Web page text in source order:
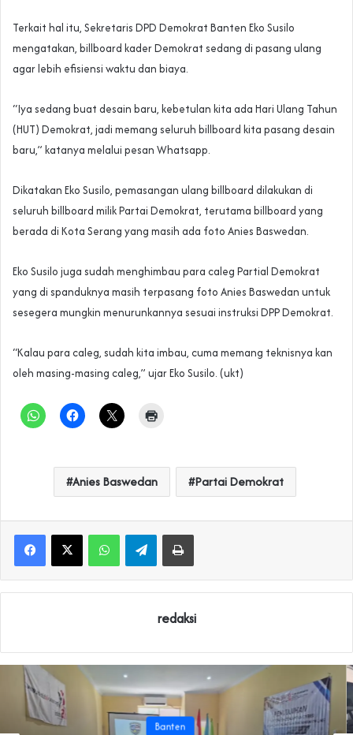
Terkait hal itu, Sekretaris DPD Demokrat Banten Eko Susilo
mengatakan, billboard kader Demokrat sedang di pasang ulang
agar lebih efisiensi waktu dan biaya.
“Iya sedang buat desain baru, kebetulan kita ada Hari Ulang Tahun
(HUT) Demokrat, jadi memang seluruh billboard kita pasang desain
baru,” katanya melalui pesan Whatsapp.
Dikatakan Eko Susilo, pemasangan ulang billboard dilakukan di
seluruh billboard milik Partai Demokrat, terutama billboard yang
berada di Kota Serang yang masih ada foto Anies Baswedan.
Eko Susilo juga sudah menghimbau para caleg Partial Demokrat
yang di spanduknya masih terpasang foto Anies Baswedan untuk
sesegera mungkin menurunkannya sesuai instruksi DPP Demokrat.
“Kalau para caleg, sudah kita imbau, cuma memang teknisnya kan
oleh masing-masing caleg,” ujar Eko Susilo. (ukt)
Anies Baswedan Partai Demokrat
WhatsAppTelegramPrint
redaksi
Banten